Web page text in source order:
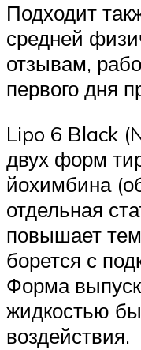
Подходит
средней
отзывам,
первого дня
Lipo 6 Black
двух форм
йохимбина
отдельная
повышает
борется с
Форма
жидкостью
воздействия.